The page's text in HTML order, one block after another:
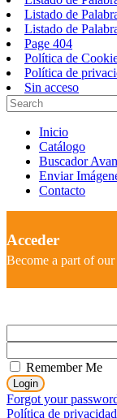
Listado de
Listado de
Page 404
Política de
Política de
Sin acceso
Inicio
Catálogo
Buscador
Enviar
Contacto
Acceder
Become a part of
Remember Me
Login
Forgot your
Política de privacidad